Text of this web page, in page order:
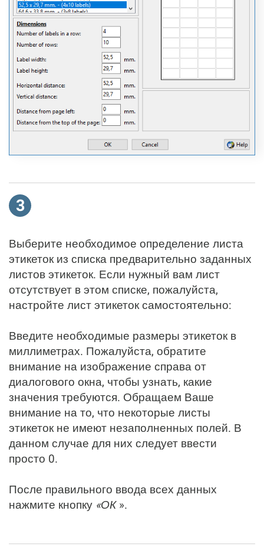
3
Выберите необходимое определение листа
этикеток из списка предварительно заданных
листов этикеток. Если нужный вам лист
отсутствует в этом списке, пожалуйста,
настройте лист этикеток самостоятельно:
Введите необходимые размеры этикеток в
миллиметрах. Пожалуйста, обратите
внимание на изображение справа от
диалогового окна, чтобы узнать, какие
значения требуются. Обращаем Ваше
внимание на то, что некоторые листы
этикеток не имеют незаполненных полей. В
данном случае для них следует ввести
просто 0.
После правильного ввода всех данных
нажмите кнопку «ОК».